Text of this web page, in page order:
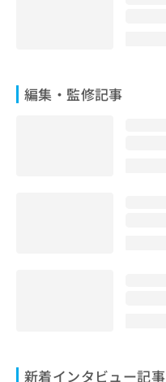
編集・監修記事
新着インタビュー記事